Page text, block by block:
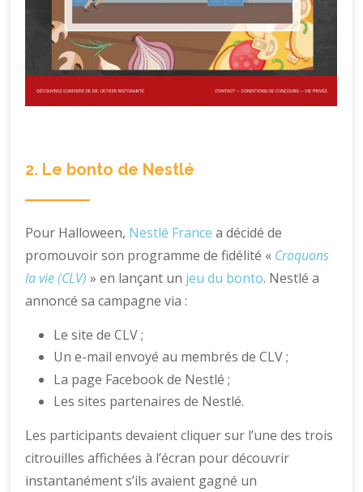
2. Le bonto de Nestlé
Pour Halloween, Nestlé France a décidé de
promouvoir son programme de fidélité « Croquons
la vie (CLV) » en lançant un jeu du bonto. Nestlé a
annoncé sa campagne via :
Le site de CLV ;
Un e-mail envoyé au membrés de CLV ;
La page Facebook de Nestlé ;
Les sites partenaires de Nestlé.
Les participants devaient cliquer sur l’une des trois
citrouilles affichées à l’écran pour découvrir
instantanément s’ils avaient gagné un